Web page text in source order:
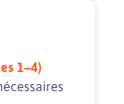
1–4)